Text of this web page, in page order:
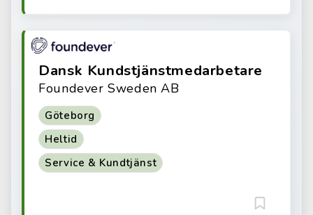
Dansk Kundstjänstmedarbetare
Foundever Sweden AB
Göteborg
Heltid
Service & Kundtjänst